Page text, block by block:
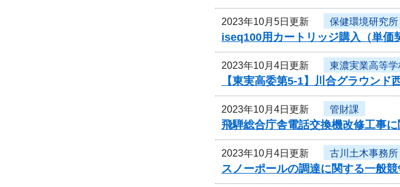
2023年10月5日更新 保健環境研究所
iseq100用カートリッジ購入（単価
2023年10月4日更新 東濃実業高等学
【東実高委第5-1】川合グラウン
2023年10月4日更新 管財課
飛騨総合庁舎電話交換機改修工事
2023年10月4日更新 古川土木事務所
スノーポールの調達に関する一般